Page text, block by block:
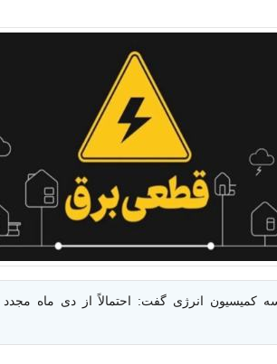
کمیسیون انرژی گفت: احتمالاً از دی ماه